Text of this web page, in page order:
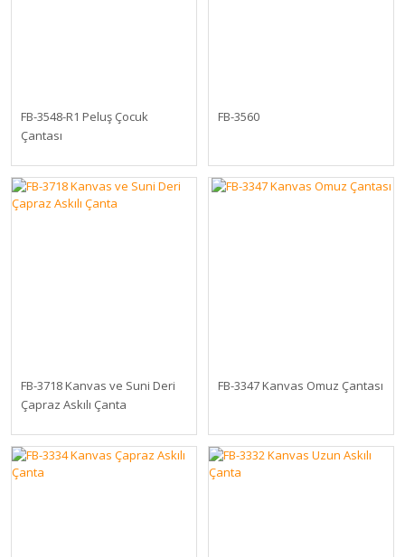
FB-3548-R1 Peluş Çocuk
Çantası
FB-3560
FB-3718 Kanvas ve Suni Deri
Çapraz Askılı Çanta
FB-3347 Kanvas Omuz Çantası